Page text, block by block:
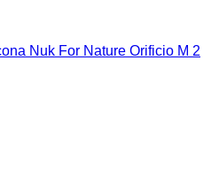
Nuk For Nature Orificio M 2